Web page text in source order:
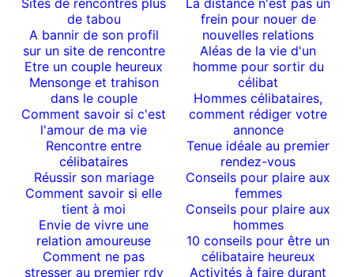
Sites de rencontres plus
de tabou
A bannir de son profil
sur un site de rencontre
Etre un couple heureux
Mensonge et trahison
dans le couple
Comment savoir si c'est
l'amour de ma vie
Rencontre entre
célibataires
Réussir son mariage
Comment savoir si elle
tient à moi
Envie de vivre une
relation amoureuse
Comment ne pas
stresser au premier rdv
La distance n'est pas un
frein pour nouer de
nouvelles relations
Aléas de la vie d'un
homme pour sortir du
célibat
Hommes célibataires,
comment rédiger votre
annonce
Tenue idéale au premier
rendez-vous
Conseils pour plaire aux
femmes
Conseils pour plaire aux
hommes
10 conseils pour être un
célibataire heureux
Activités à faire durant